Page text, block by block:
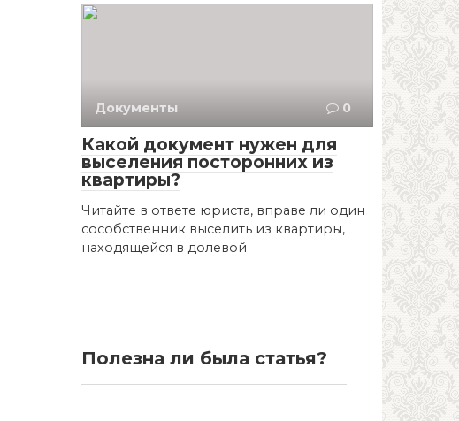
Документы 0
Какой документ нужен для
выселения посторонних из
квартиры?
Читайте в ответе юриста, вправе ли один
сособственник выселить из квартиры,
находящейся в долевой
Полезна ли была статья?